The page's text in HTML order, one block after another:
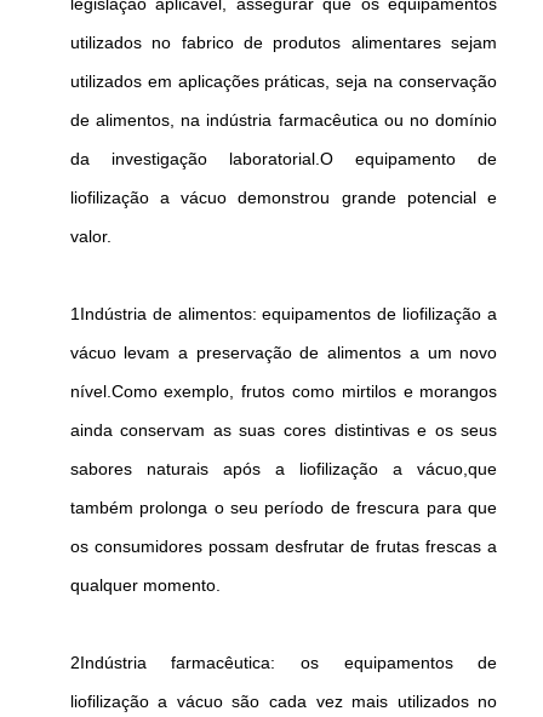
legislação aplicável, assegurar que os equipamentos
utilizados no fabrico de produtos alimentares sejam
utilizados em aplicações práticas, seja na conservação
de alimentos, na indústria farmacêutica ou no domínio
da investigação laboratorial.O equipamento de
liofilização a vácuo demonstrou grande potencial e
valor.
1Indústria de alimentos: equipamentos de liofilização a
vácuo levam a preservação de alimentos a um novo
nível.Como exemplo, frutos como mirtilos e morangos
ainda conservam as suas cores distintivas e os seus
sabores naturais após a liofilização a vácuo,que
também prolonga o seu período de frescura para que
os consumidores possam desfrutar de frutas frescas a
qualquer momento.
2Indústria farmacêutica: os equipamentos de
liofilização a vácuo são cada vez mais utilizados no